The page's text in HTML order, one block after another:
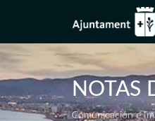
NOTAS
Comunicación e